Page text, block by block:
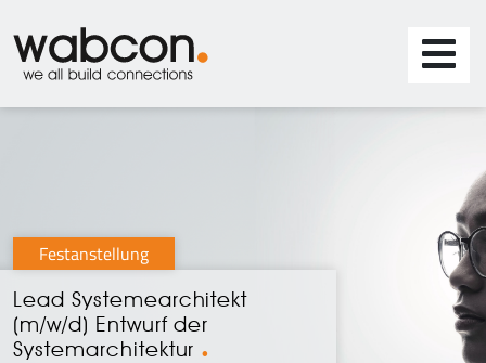
Festanstellung
Lead Systemearchitekt
(m/w/d) Entwurf der
Systemarchitektur